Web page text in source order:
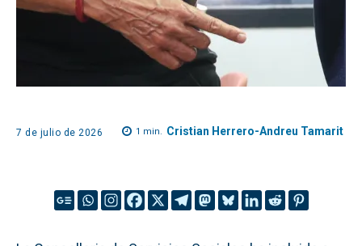
7 de julio de 2026 1 min. Cristian Herrero-Andreu Tamarit